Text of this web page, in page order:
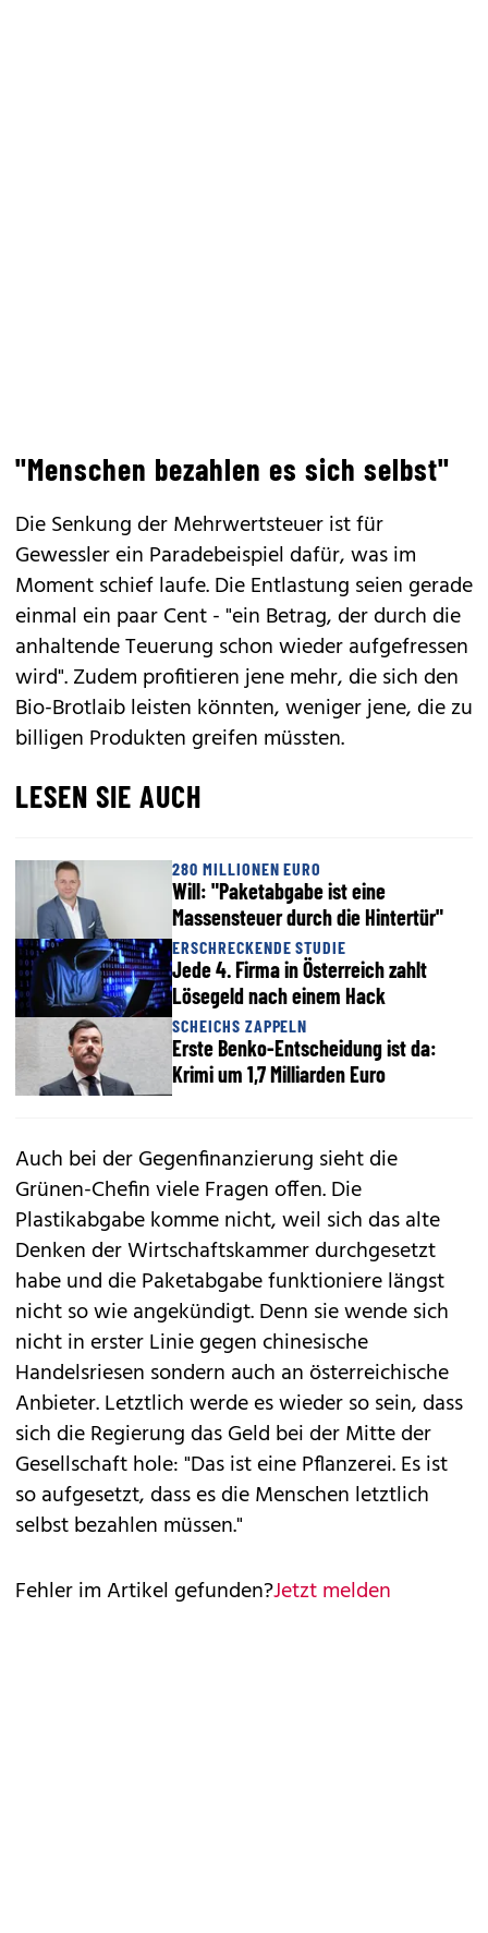
"Menschen bezahlen es sich selbst"
Die Senkung der Mehrwertsteuer ist für
Gewessler ein Paradebeispiel dafür, was im
Moment schief laufe. Die Entlastung seien gerade
einmal ein paar Cent - "ein Betrag, der durch die
anhaltende Teuerung schon wieder aufgefressen
wird". Zudem profitieren jene mehr, die sich den
Bio-Brotlaib leisten könnten, weniger jene, die zu
billigen Produkten greifen müssten.
LESEN SIE AUCH
280 MILLIONEN EURO
Will: "Paketabgabe ist eine
Massensteuer durch die Hintertür"
ERSCHRECKENDE STUDIE
Jede 4. Firma in Österreich zahlt
Lösegeld nach einem Hack
SCHEICHS ZAPPELN
Erste Benko-Entscheidung ist da:
Krimi um 1,7 Milliarden Euro
Auch bei der Gegenfinanzierung sieht die
Grünen-Chefin viele Fragen offen. Die
Plastikabgabe komme nicht, weil sich das alte
Denken der Wirtschaftskammer durchgesetzt
habe und die Paketabgabe funktioniere längst
nicht so wie angekündigt. Denn sie wende sich
nicht in erster Linie gegen chinesische
Handelsriesen sondern auch an österreichische
Anbieter. Letztlich werde es wieder so sein, dass
sich die Regierung das Geld bei der Mitte der
Gesellschaft hole: "Das ist eine Pflanzerei. Es ist
so aufgesetzt, dass es die Menschen letztlich
selbst bezahlen müssen."
Fehler im Artikel gefunden?Jetzt melden